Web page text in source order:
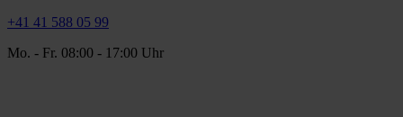
+41 41 588 05 99
Mo. - Fr. 08:00 - 17:00 Uhr